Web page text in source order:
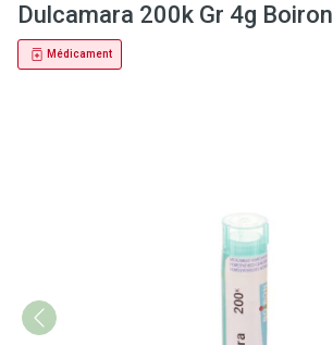
Dulcamara 200k Gr 4g Boiron
Médicament